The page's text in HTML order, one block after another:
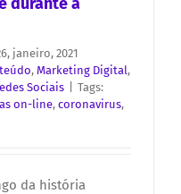
janeiro, 2021
, Marketing Digital,
Sociais
Tags:
on-line, coronavirus,
da história